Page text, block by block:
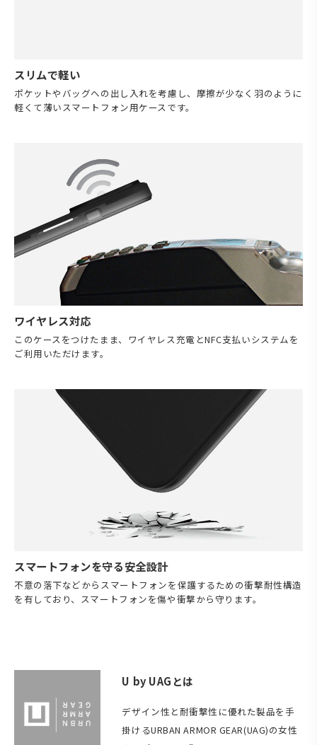
スリムで軽い
ポケットやバッグへの出し入れを考慮し、摩擦が少なく羽のように
軽くて薄いスマートフォン用ケースです。
ワイヤレス対応
このケースをつけたまま、ワイヤレス充電とNFC支払いシステムを
ご利用いただけます。
スマートフォンを守る安全設計
不意の落下などからスマートフォンを保護するための衝撃耐性構造
を有しており、スマートフォンを傷や衝撃から守ります。
U by UAGとは
デザイン性と耐衝撃性に優れた製品を手
掛けるURBAN ARMOR GEAR(UAG)の女性